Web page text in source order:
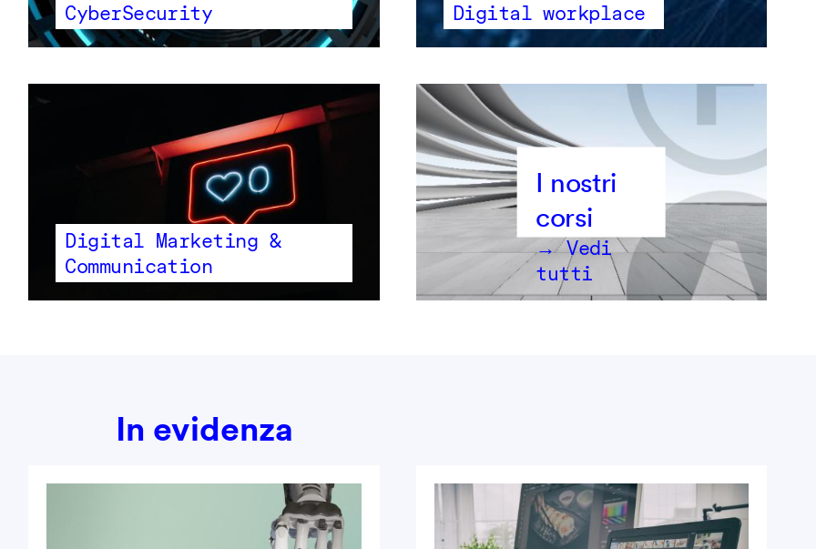
CyberSecurity
Digital workplace
Digital Marketing &
Communication
→ Vedi
tutti
In evidenza